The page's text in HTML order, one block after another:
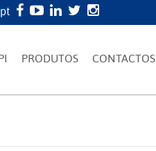
PRODUTOS CONTACTOS